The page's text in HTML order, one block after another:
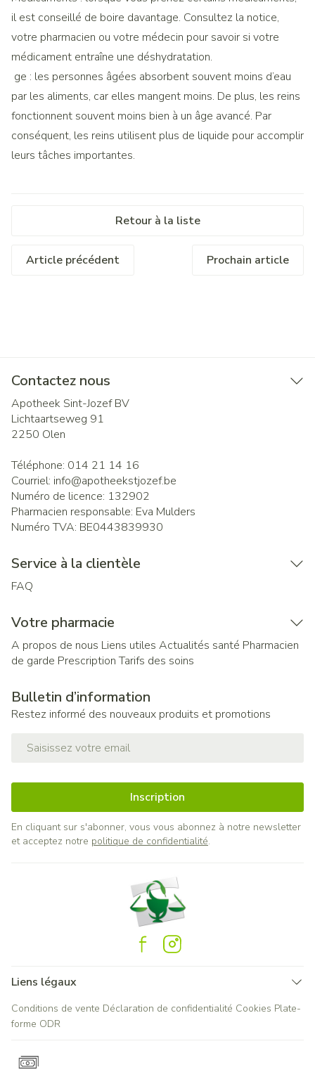
il est conseillé de boire davantage. Consultez la notice,
votre pharmacien ou votre médecin pour savoir si votre
médicament entraîne une déshydratation.
ge : les personnes âgées absorbent souvent moins d’eau
par les aliments, car elles mangent moins. De plus, les reins
fonctionnent souvent moins bien à un âge avancé. Par
conséquent, les reins utilisent plus de liquide pour accomplir
leurs tâches importantes.
Retour à la liste
Article précédent Prochain article
Contactez nous
Apotheek Sint-Jozef BV
Lichtaartseweg 91
2250 Olen
Téléphone: 014 21 14 16
Courriel: info@apotheekstjozef.be
Numéro de licence: 132902
Pharmacien responsable: Eva Mulders
Numéro TVA: BE0443839930
Service à la clientèle
FAQ
Votre pharmacie
A propos de nous Liens utiles Actualités santé Pharmacien
de garde Prescription Tarifs des soins
Bulletin d’information
Restez informé des nouveaux produits et promotions
Inscription
En cliquant sur s'abonner, vous vous abonnez à notre newsletter
et acceptez notre politique de confidentialité.
Liens légaux
Conditions de vente Déclaration de confidentialité Cookies Plate-
forme ODR